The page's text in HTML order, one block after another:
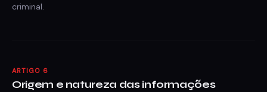
criminal.
ARTIGO 6
Origem e natureza das informações